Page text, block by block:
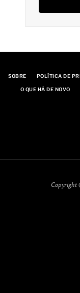
SOBRE POLÍTICA DE
O QUE HÁ DE NOVO
Copyright